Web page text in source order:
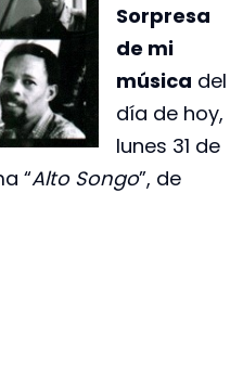
Sorpresa
de mi
música del
día de hoy,
lunes 31 de
“Alto Songo”, de